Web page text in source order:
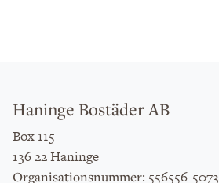
Haninge Bostäder AB
Box 115
136 22 Haninge
Organisationsnummer: 556556-5073